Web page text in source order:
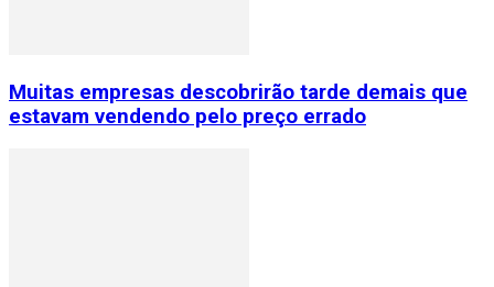
Muitas empresas descobrirão tarde demais que
estavam vendendo pelo preço errado